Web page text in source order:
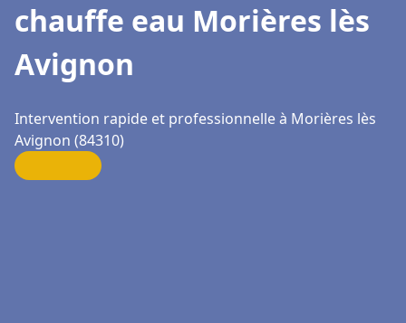
chauffe eau Morières lès
Avignon
Intervention rapide et professionnelle à Morières lès
Avignon (84310)